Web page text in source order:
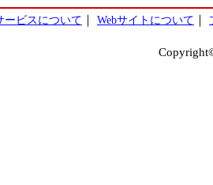
ービスについて Webサイトについて